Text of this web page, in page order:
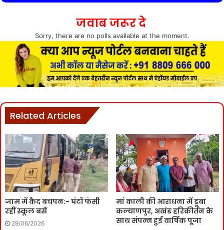
जवाब जरूर दे
Sorry, there are no polls available at the moment.
Related Articles
जाम में कैद बचपन:- घंटों फंसी
रहीं स्कूल बसें
29/06/2026
मां काली की आराधना में डूबा
कल्याणपुर, अखंड हरिकीर्तन के
साथ संपन्न हुई वार्षिक पूजा